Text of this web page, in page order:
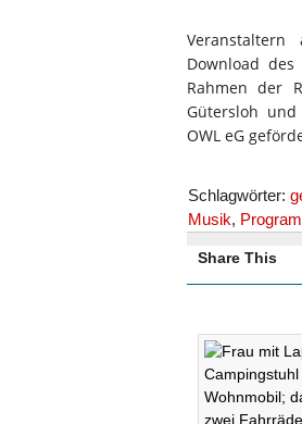
Download
Rahmen der
Gütersloh und
OWL eG
Schlagwörter:
Musik,
Share This